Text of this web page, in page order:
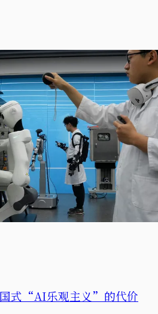
式“AI乐观主义”的代价